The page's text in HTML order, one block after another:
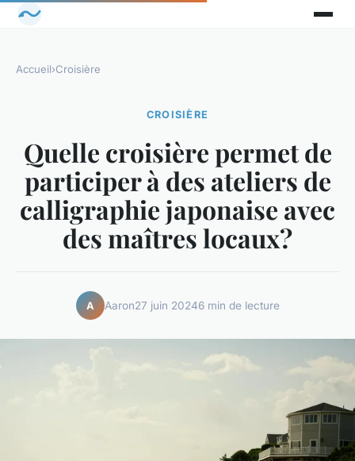
Accueil›Croisière
CROISIÈRE
Quelle croisière permet de
participer à des ateliers de
calligraphie japonaise avec
des maîtres locaux?
A Aaron27 juin 20246 min de lecture